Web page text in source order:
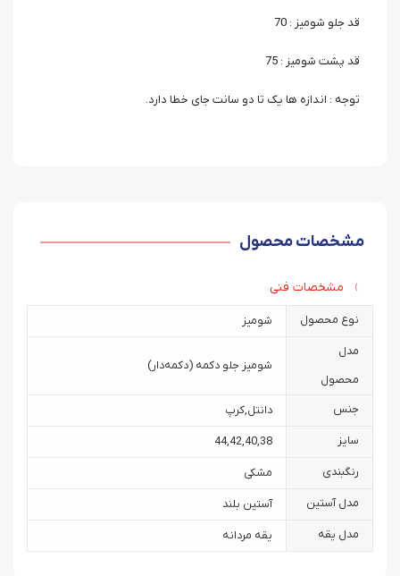
قد جلو شومیز : 70
قد پشت شومیز : 75
توجه : اندازه ها یک تا دو سانت جای خطا دارد.
مشخصات محصول
مشخصات فنی
نوع محصول شومیز
مدل
محصول
شومیز جلو دکمه (دکمه‌دار)
جنس دانتل,کرپ
سایز 38
,
40
,
42
,
44
رنگبندی مشکی
مدل آستین آستین بلند
مدل یقه یقه مردانه